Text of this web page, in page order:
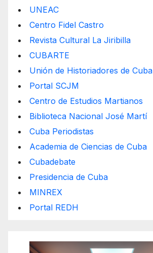
UNEAC
Centro Fidel Castro
Revista Cultural La Jiribilla
CUBARTE
Unión de Historiadores de Cuba
Portal SCJM
Centro de Estudios Martianos
Biblioteca Nacional José Martí
Cuba Periodistas
Academia de Ciencias de Cuba
Cubadebate
Presidencia de Cuba
MINREX
Portal REDH